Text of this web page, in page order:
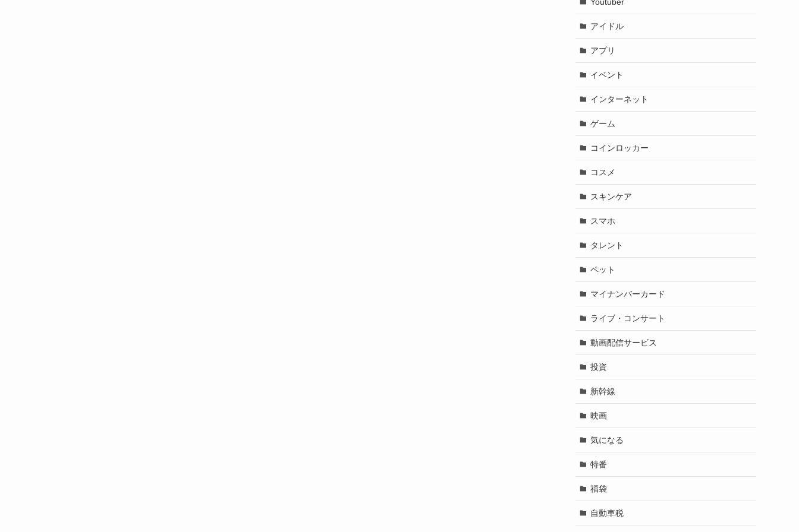
アイドル
アプリ
イベント
インターネット
ゲーム
コインロッカー
コスメ
スキンケア
スマホ
タレント
ペット
マイナンバーカード
ライブ・コンサート
動画配信サービス
投資
新幹線
映画
気になる
特番
福袋
自動車税